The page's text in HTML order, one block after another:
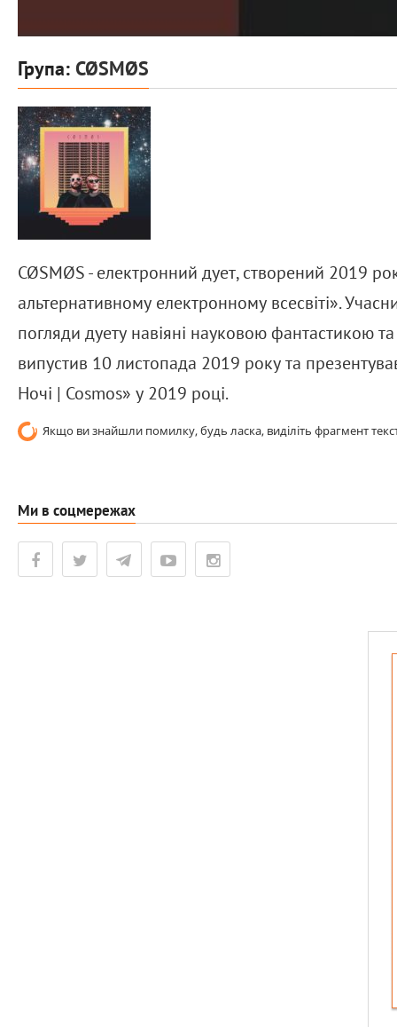
Група: CØSMØS
CØSMØS - електронний дует, створений 2019
альтернативному електронному всесвіті».
погляди дуету навіяні науковою фантастикою
випустив 10 листопада 2019 року та
Ночі | Cosmos» у 2019 році.
Якщо ви знайшли помилку, будь ласка, виділіть фрагмент
Ми в соцмережах